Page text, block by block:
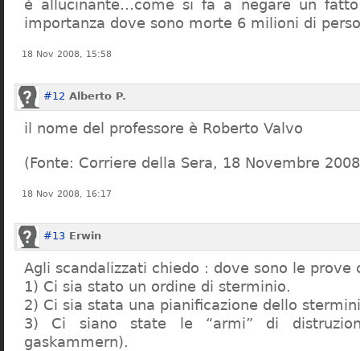
è allucinante…come si fa a negare un
importanza dove sono morte 6 milioni di
18 Nov 2008, 15:58
#12 Alberto P.
il nome del professore è Roberto Valvo
(Fonte: Corriere della Sera, 18 Novembre
18 Nov 2008, 16:17
#13 Erwin
Agli scandalizzati chiedo : dove sono le prove
1) Ci sia stato un ordine di sterminio.
2) Ci sia stata una pianificazione dello
3) Ci siano state le “armi” di
gaskammern).